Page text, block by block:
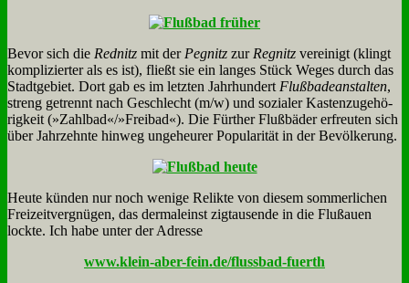
Be­vor sich die Red­nitz mit der Peg­nitz zur Reg­nitz ver­ei­nigt (klingt
kom­pli­zier­ter als es ist), fließt sie ein lan­ges Stück We­ges durch das
Stadt­ge­biet. Dort gab es im letz­ten Jahr­hun­dert Fluß­ba­de­an­stal­ten,
streng ge­trennt nach Ge­schlecht (m/w) und so­zia­ler Ka­sten­zu­ge­hö­
rig­keit (»Zahlbad«/»Freibad«). Die Für­ther Fluß­bä­der er­freu­ten sich
über Jahr­zehn­te hin­weg un­ge­heu­rer Po­pu­la­ri­tät in der Be­völ­ke­rung.
Heu­te kün­den nur noch we­ni­ge Re­lik­te von die­sem som­mer­li­chen
Frei­zeit­ver­gnü­gen, das der­ma­l­einst zig­tau­sen­de in die Fluß­au­en
lock­te. Ich ha­be un­ter der Adres­se
www.klein-aber-fein.de/flussbad-fuerth